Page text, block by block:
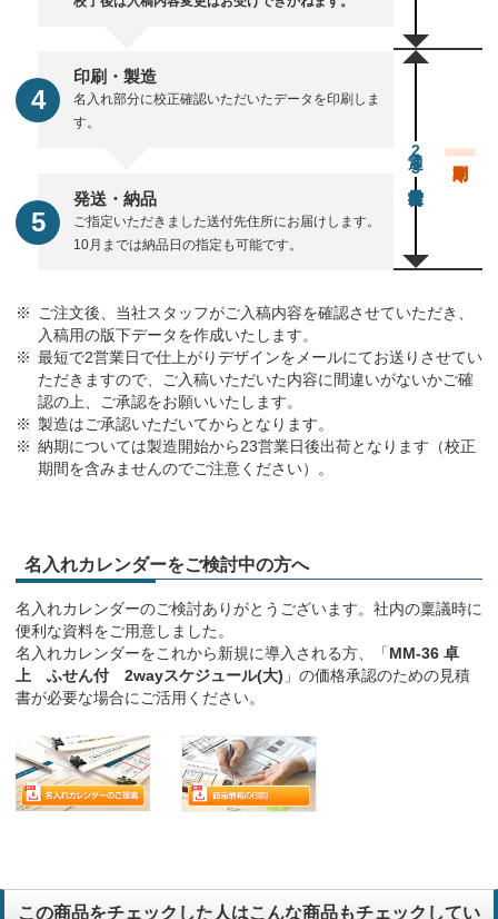
印刷・製造
名入れ部分に校正確認いただいたデータを印刷しま
す。
発送・納品
ご指定いただきました送付先住所にお届けします。
10月までは納品日の指定も可能です。
通常23営業日後出荷
ご注文後、当社スタッフがご入稿内容を確認させていただき、
入稿用の版下データを作成いたします。
最短で2営業日で仕上がりデザインをメールにてお送りさせてい
ただきますので、ご入稿いただいた内容に間違いがないかご確
認の上、ご承認をお願いいたします。
製造はご承認いただいてからとなります。
納期については製造開始から23営業日後出荷となります（校正
期間を含みませんのでご注意ください）。
名入れカレンダーをご検討中の方へ
名入れカレンダーのご検討ありがとうございます。社内の稟議時に
便利な資料をご用意しました。
名入れカレンダーをこれから新規に導入される方、「MM-36 卓
上 ふせん付 2wayスケジュール(大) 」の価格承認のための見積
書が必要な場合にご活用ください。
この商品をチェックした人はこんな商品もチェックしてい